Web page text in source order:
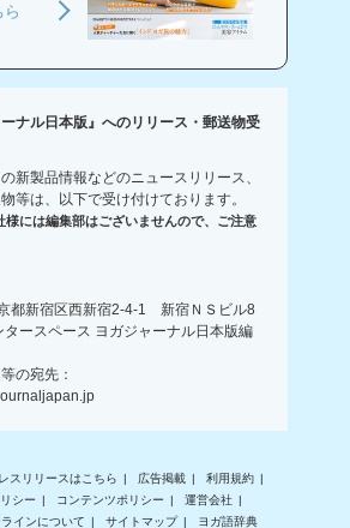
ら
ナル日本版』へのリリース・郵送物受
新製品情報などのニュースリリース、
等は、以下で受け付けております。
には編集部はございませんので、ご注意
都新宿区西新宿2-4-1 新宿ＮＳビル8
タースペース ヨガジャーナル日本版編
の宛先：
スリリースはこちら 広告掲載
利用規約
シー
コンテンツポリシー
運営会社
インについて
サイトマップ ヨガ語辞典